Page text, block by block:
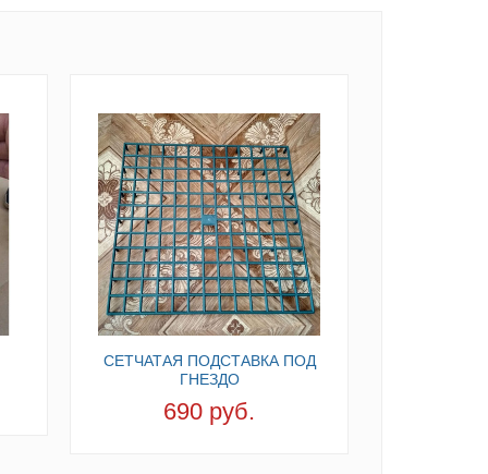
СЕТЧАТАЯ ПОДСТАВКА ПОД
ГНЕЗДО
690 руб.